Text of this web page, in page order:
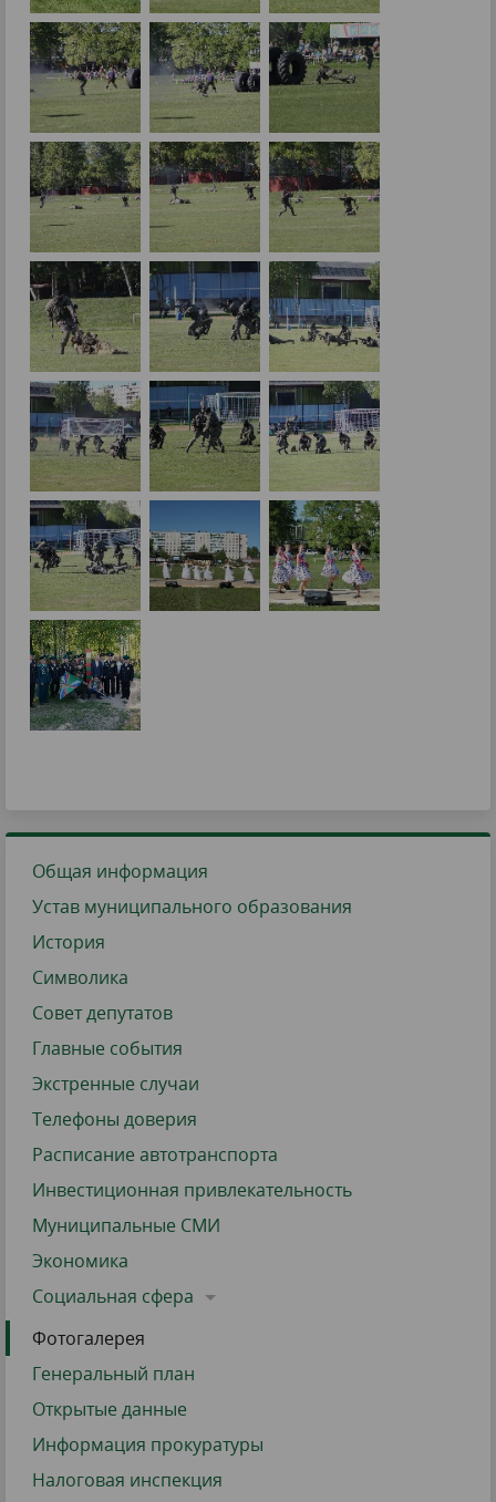
Общая информация
Устав муниципального образования
История
Символика
Совет депутатов
Главные события
Экстренные случаи
Телефоны доверия
Расписание автотранспорта
Инвестиционная привлекательность
Муниципальные СМИ
Экономика
Социальная сфера
Фотогалерея
Генеральный план
Открытые данные
Информация прокуратуры
Налоговая инспекция